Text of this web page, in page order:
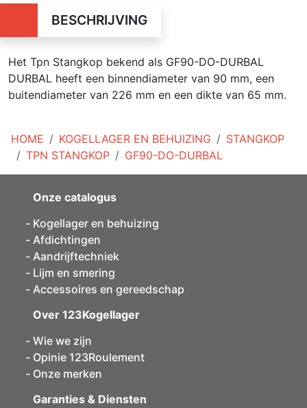
HOME KOGELLAGER EN BEHUIZING
STANGKOP
TPN STANGKOP
GF90-DO-DURBAL
BESCHRIJVING
Het Tpn Stangkop bekend als GF90-DO-DURBAL
DURBAL heeft een binnendiameter van 90 mm, een
buitendiameter van 226 mm en een dikte van 65 mm.
Onze catalogus
Kogellager en behuizing
Afdichtingen
Aandrijftechniek
Lijm en smering
Accessoires en gereedschap
Over 123Kogellager
Wie we zijn
Opinie 123Roulement
Onze merken
Garanties & Diensten